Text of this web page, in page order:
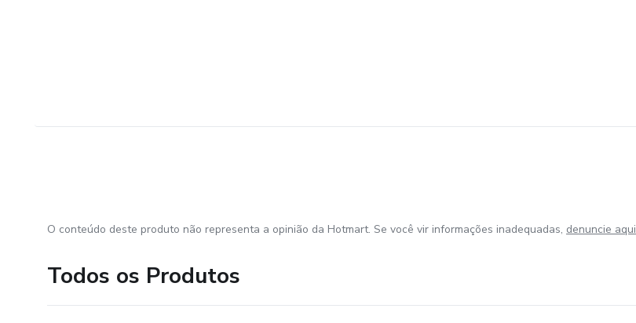
O conteúdo deste produto não representa a opinião da Hotmart. Se você vir informações inadequadas, denuncie aqui
Todos os Produtos